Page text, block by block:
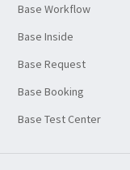
Base Workflow
Base Inside
Base Request
Base Booking
Base Test Center